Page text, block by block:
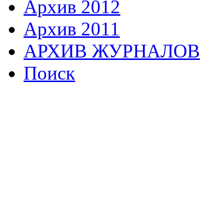
Архив 2012
Архив 2011
АРХИВ ЖУРНАЛОВ
Поиск